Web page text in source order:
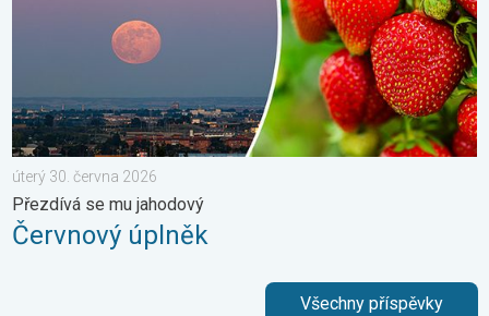
úterý 30. června 2026
Přezdívá se mu jahodový
Červnový úplněk
Všechny příspěvky